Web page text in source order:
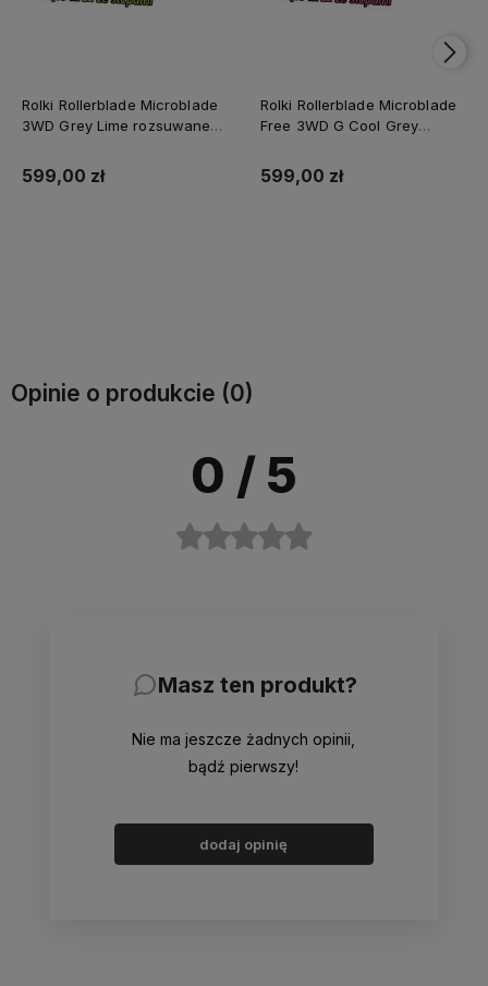
Rolki Rollerblade Microblade
3WD Grey Lime rozsuwane
599,00 zł
Rolki Rollerblade Microblade
Free 3WD G Cool Grey
dzieci 3 i 4 kółkowe
599,00 zł
Opinie o produkcie (0)
0 / 5
Masz ten produkt?
Nie ma jeszcze żadnych opinii,
bądź pierwszy!
dodaj opinię